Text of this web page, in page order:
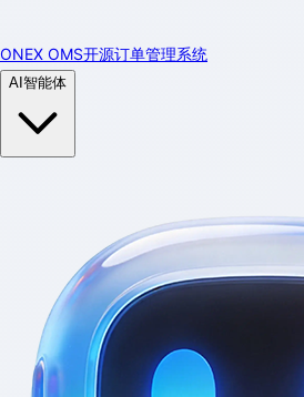
ONEX OMS开源订单管理系统
AI智能体